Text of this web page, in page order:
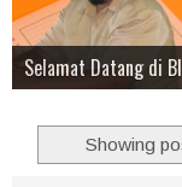
Selamat Datang di
Kamera, Fotografi,
Desain Grafis
Belajar Bisnis
Showing